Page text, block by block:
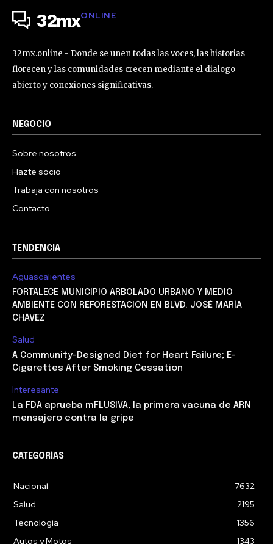
32mxONLINE
32mx.online - Donde se unen todas las voces, las historias
florecen y las comunidades crecen mediante el dialogo
abierto y conexiones significativas.
NEGOCIO
Sobre nosotros
Hazte socio
Trabaja con nosotros
Contacto
TENDENCIA
Aguascalientes
FORTALECE MUNICIPIO ARBOLADO URBANO Y MEDIO
AMBIENTE CON REFORESTACIÓN EN BLVD. JOSÉ MARÍA
CHÁVEZ
Salud
A Community-Designed Diet for Heart Failure; E-
Cigarettes After Smoking Cessation
Interesante
La FDA aprueba mFLUSIVA, la primera vacuna de ARN
mensajero contra la gripe
CATEGORÍAS
Nacional
7632
Salud
2195
Tecnología
1356
Autos y Motos
1343